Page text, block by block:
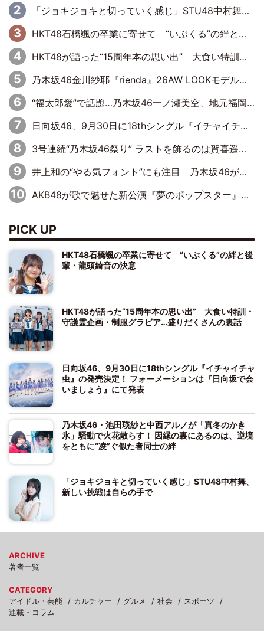
「ジョキジョキと切っていく感じ」STU48中村舞、新しい挑戦は自らの手で
HKT48石橋颯の卒業に寄せて “いぶくる”の絆と後輩・龍頭綺音の決意
HKT48が語った“15周年本の思い出” 大食い特訓・守護霊企画・制服グラビア…盛りだくさんの裏話
乃木坂46金川紗耶『rienda』26AW LOOKモデルに就任
“福太郎愛”で話題…乃木坂46一ノ瀬美空、地元福岡『めんべい25周年トップサポーター』に就任
日向坂46、9月30日に18thシングル『イチャイチャ虫』の発売決定！ フォーメーションは『日向坂で会いましょう』にて発表
3号連続“乃木坂46祭り” ラストを飾るのは賀喜遥香…5年ぶりの登場に「5年分大人になった私を見ていただけたら」
井上和の“やる気フォント”にも注目 乃木坂46が挑んだ書道パフォーマンスの舞台裏
AKB48が歌で魅せた新公演『夢のポップスター』 初日から全身全霊のステージ
PICK UP
HKT48石橋颯の卒業に寄せて “いぶくる”の絆と後
輩・龍頭綺音の決意
HKT48が語った“15周年本の思い出” 大食い特訓・
守護霊企画・制服グラビア…盛りだくさんの裏話
日向坂46、9月30日に18thシングル『イチャイチャ
虫』の発売決定！ フォーメーションは『日向坂で会
いましょう』にて発表
乃木坂46・池田瑛紗と中西アルノが「真冬のかき
氷」騒動で火花散らす！ 因縁の裏にあるのは、逆境
をともに“凌”ぐ似た者同士の絆
「ジョキジョキと切っていく感じ」STU48中村舞、
新しい挑戦は自らの手で
ARCHIVE
著者一覧
CATEGORY
アイドル・芸能
カルチャー グルメ 社会
スポーツ
連載・コラム